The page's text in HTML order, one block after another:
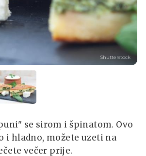
Shutterstock
se sirom i špinatom. Ovo
i hladno, možete uzeti na
večer prije.